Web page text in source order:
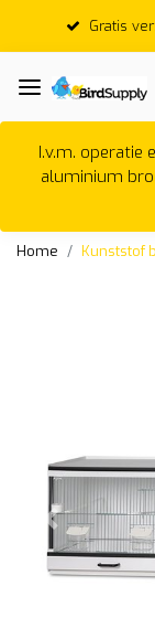
Gratis
I.v.m. operatie
aluminium
Home Kunststof
Vorige